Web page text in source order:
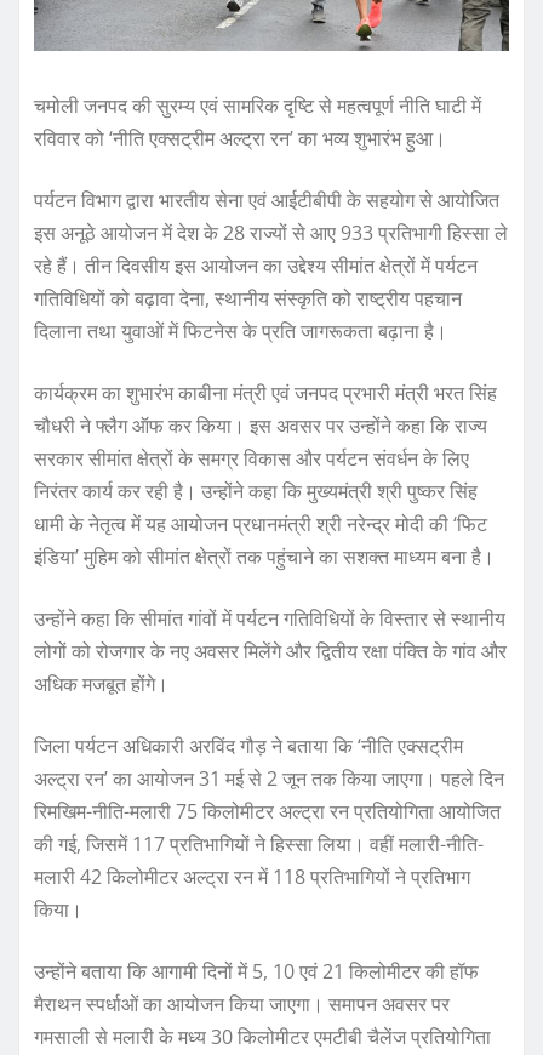
चमोली जनपद की सुरम्य एवं सामरिक दृष्टि से महत्वपूर्ण नीति घाटी में
रविवार को ‘नीति एक्सट्रीम अल्ट्रा रन’ का भव्य शुभारंभ हुआ।
पर्यटन विभाग द्वारा भारतीय सेना एवं आईटीबीपी के सहयोग से आयोजित
इस अनूठे आयोजन में देश के 28 राज्यों से आए 933 प्रतिभागी हिस्सा ले
रहे हैं। तीन दिवसीय इस आयोजन का उद्देश्य सीमांत क्षेत्रों में पर्यटन
गतिविधियों को बढ़ावा देना, स्थानीय संस्कृति को राष्ट्रीय पहचान
दिलाना तथा युवाओं में फिटनेस के प्रति जागरूकता बढ़ाना है।
कार्यक्रम का शुभारंभ काबीना मंत्री एवं जनपद प्रभारी मंत्री भरत सिंह
चौधरी ने फ्लैग ऑफ कर किया। इस अवसर पर उन्होंने कहा कि राज्य
सरकार सीमांत क्षेत्रों के समग्र विकास और पर्यटन संवर्धन के लिए
निरंतर कार्य कर रही है। उन्होंने कहा कि मुख्यमंत्री श्री पुष्कर सिंह
धामी के नेतृत्व में यह आयोजन प्रधानमंत्री श्री नरेन्द्र मोदी की ‘फिट
इंडिया’ मुहिम को सीमांत क्षेत्रों तक पहुंचाने का सशक्त माध्यम बना है।
उन्होंने कहा कि सीमांत गांवों में पर्यटन गतिविधियों के विस्तार से स्थानीय
लोगों को रोजगार के नए अवसर मिलेंगे और द्वितीय रक्षा पंक्ति के गांव और
अधिक मजबूत होंगे।
जिला पर्यटन अधिकारी अरविंद गौड़ ने बताया कि ‘नीति एक्सट्रीम
अल्ट्रा रन’ का आयोजन 31 मई से 2 जून तक किया जाएगा। पहले दिन
रिमखिम-नीति-मलारी 75 किलोमीटर अल्ट्रा रन प्रतियोगिता आयोजित
की गई, जिसमें 117 प्रतिभागियों ने हिस्सा लिया। वहीं मलारी-नीति-
मलारी 42 किलोमीटर अल्ट्रा रन में 118 प्रतिभागियों ने प्रतिभाग
किया।
उन्होंने बताया कि आगामी दिनों में 5, 10 एवं 21 किलोमीटर की हॉफ
मैराथन स्पर्धाओं का आयोजन किया जाएगा। समापन अवसर पर
गमसाली से मलारी के मध्य 30 किलोमीटर एमटीबी चैलेंज प्रतियोगिता